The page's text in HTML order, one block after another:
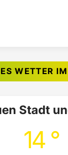
WETTER
Stadt
14 °